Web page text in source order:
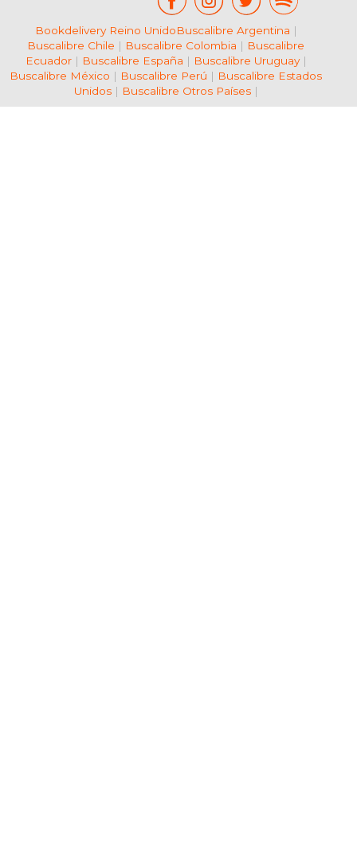
Bookdelivery Reino UnidoBuscalibre Argentina |
Buscalibre Chile | Buscalibre Colombia | Buscalibre
Ecuador| Buscalibre España | Buscalibre Uruguay|
Buscalibre México | Buscalibre Perú | Buscalibre Estados
Unidos| Buscalibre Otros Países|